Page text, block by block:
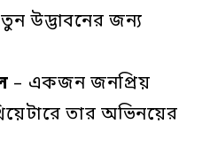
উদ্ভাবনের জন্য
– একজন জনপ্রিয়
তার অভিনয়ের